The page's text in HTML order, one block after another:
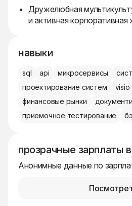
Дружелюбная
и активная корпоративная
навыки
sql api микросервисы
проектирование систем
visio
финансовые рынки
приемочное тестирование
прозрачные зарплаты
Анонимные данные по